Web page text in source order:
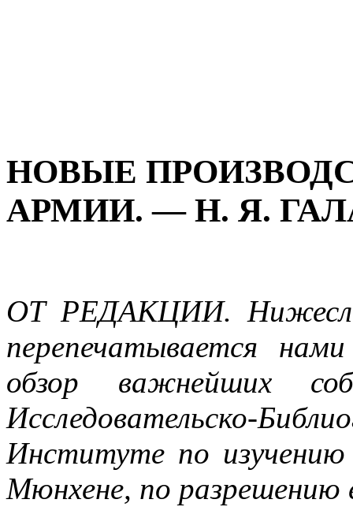
НОВЫЕ
АРМИИ. — Н. Я.
ОТ РЕДАКЦИИ.
перепечатывается
обзор важнейших
Исследовательско-
Институ­те по
Мюнхене, по разрешению